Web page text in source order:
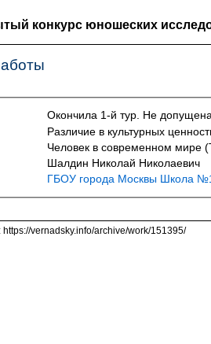
конкурс юношеских
Окончила 1-й тур. Не
Различие в культурных
Человек в современном мире
Шалдин Николай Николаевич
ГБОУ города Москвы Школа
vernadsky.info/archive/work/151395/